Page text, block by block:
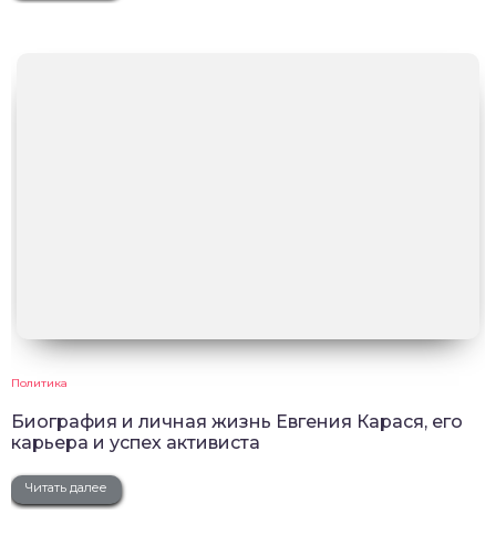
Политика
Биография и личная жизнь Евгения Карася, его
карьера и успех активиста
Читать далее